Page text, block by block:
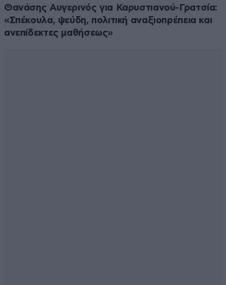
Θανάσης Αυγερινός για Καρυστιανού-Γρατσία:
«Σπέκουλα, ψεύδη, πολιτική αναξιοπρέπεια και
ανεπίδεκτες μαθήσεως»